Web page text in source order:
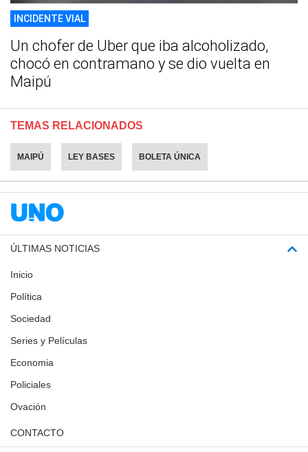
INCIDENTE VIAL
Un chofer de Uber que iba alcoholizado,
chocó en contramano y se dio vuelta en
Maipú
TEMAS RELACIONADOS
MAIPÚ LEY BASES BOLETA ÚNICA
ÚLTIMAS NOTICIAS
Inicio
Política
Sociedad
Series y Películas
Economia
Policiales
Ovación
CONTACTO